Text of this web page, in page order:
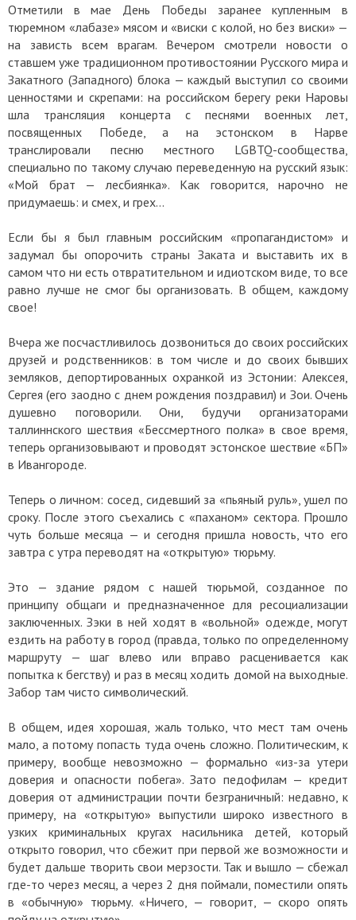
Отметили в мае День Победы заранее купленным в
тюремном «лабазе» мясом и «виски с колой, но без виски» —
на зависть всем врагам. Вечером смотрели новости о
ставшем уже традиционном противостоянии Русского мира и
Закатного (Западного) блока — каждый выступил со своими
ценностями и скрепами: на российском берегу реки Наровы
шла трансляция концерта с песнями военных лет,
посвященных Победе, а на эстонском в Нарве
транслировали песню местного LGBTQ-сообщества,
специально по такому случаю переведенную на русский язык:
«Мой брат — лесбиянка». Как говорится, нарочно не
придумаешь: и смех, и грех…
Если бы я был главным российским «пропагандистом» и
задумал бы опорочить страны Заката и выставить их в
самом что ни есть отвратительном и идиотском виде, то все
равно лучше не смог бы организовать. В общем, каждому
свое!
Вчера же посчастливилось дозвониться до своих российских
друзей и родственников: в том числе и до своих бывших
земляков, депортированных охранкой из Эстонии: Алексея,
Сергея (его заодно с днем рождения поздравил) и Зои. Очень
душевно поговорили. Они, будучи организаторами
таллиннского шествия «Бессмертного полка» в свое время,
теперь организовывают и проводят эстонское шествие «БП»
в Ивангороде.
Теперь о личном: сосед, сидевший за «пьяный руль», ушел по
сроку. После этого съехались с «паханом» сектора. Прошло
чуть больше месяца — и сегодня пришла новость, что его
завтра с утра переводят на «открытую» тюрьму.
Это — здание рядом с нашей тюрьмой, созданное по
принципу общаги и предназначенное для ресоциализации
заключенных. Зэки в ней ходят в «вольной» одежде, могут
ездить на работу в город (правда, только по определенному
маршруту — шаг влево или вправо расценивается как
попытка к бегству) и раз в месяц ходить домой на выходные.
Забор там чисто символический.
В общем, идея хорошая, жаль только, что мест там очень
мало, а потому попасть туда очень сложно. Политическим, к
примеру, вообще невозможно — формально «из-за утери
доверия и опасности побега». Зато педофилам — кредит
доверия от администрации почти безграничный: недавно, к
примеру, на «открытую» выпустили широко известного в
узких криминальных кругах насильника детей, который
открыто говорил, что сбежит при первой же возможности и
будет дальше творить свои мерзости. Так и вышло — сбежал
где-то через месяц, а через 2 дня поймали, поместили опять
в «обычную» тюрьму. «Ничего, — говорит, — скоро опять